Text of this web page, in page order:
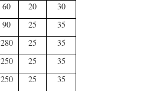
60 20
30
90 25
35
280 25
35
250 25
35
250 25
35